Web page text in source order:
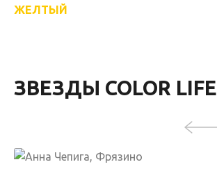
ЖЕЛТЫЙ
ЗВЕЗДЫ COLOR LIFE